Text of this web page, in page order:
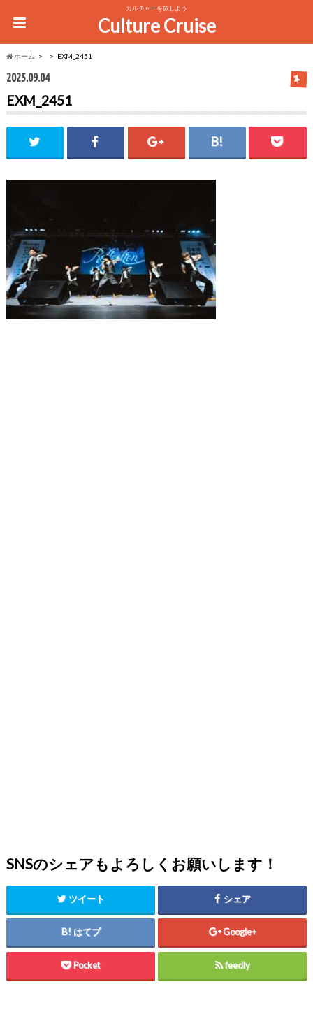
カルチャーを旅しよう
Culture Cruise
ホーム EXM_2451
2025.09.04
EXM_2451
SNSのシェアもよろしくお願いします！
ツイート シェア
はてブ Google+
Pocket feedly